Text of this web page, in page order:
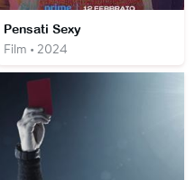
Pensati Sexy
Film • 2024